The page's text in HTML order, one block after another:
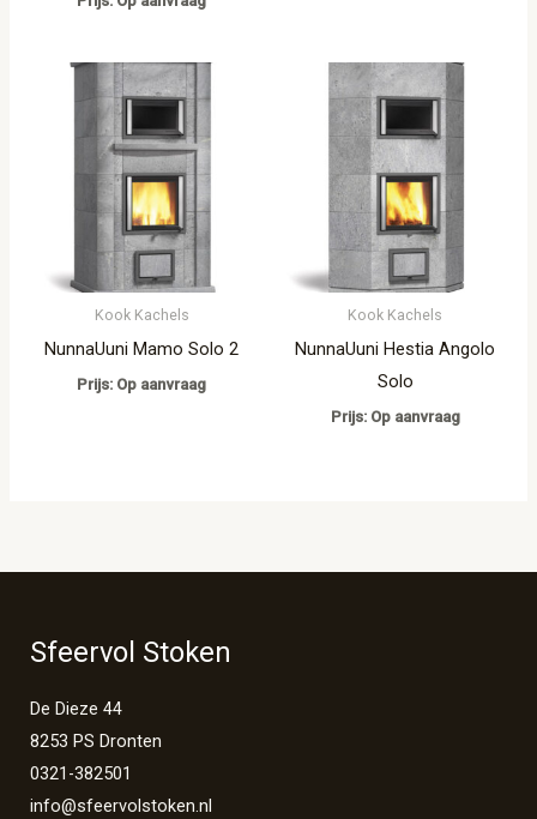
Kook Kachels
NunnaUuni Mamo Solo 2
Prijs: Op aanvraag
Kook Kachels
NunnaUuni Hestia Angolo
Solo
Prijs: Op aanvraag
Sfeervol Stoken
De Dieze 44
8253 PS Dronten
0321-382501
info@sfeervolstoken.nl